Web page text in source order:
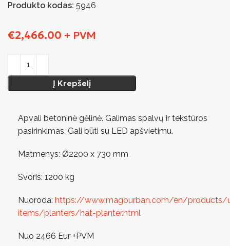
Produkto kodas: 5946
€2,466.00 + PVM
Į Krepšelį
Apvali betoninė gėlinė. Galimas spalvų ir tekstūros
pasirinkimas. Gali būti su LED apšvietimu.
Matmenys: Ø2200 x 730 mm
Svoris: 1200 kg
Nuoroda: https://www.magourban.com/en/products/
items/planters/hat-planter.html
Nuo 2466 Eur +PVM